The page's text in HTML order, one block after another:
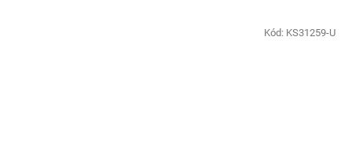
Kód: KS31259-U